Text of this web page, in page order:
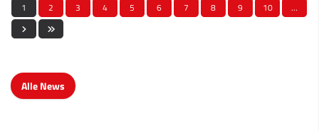
1 2 3 4 5 6 7 8 9 10 …
Alle News